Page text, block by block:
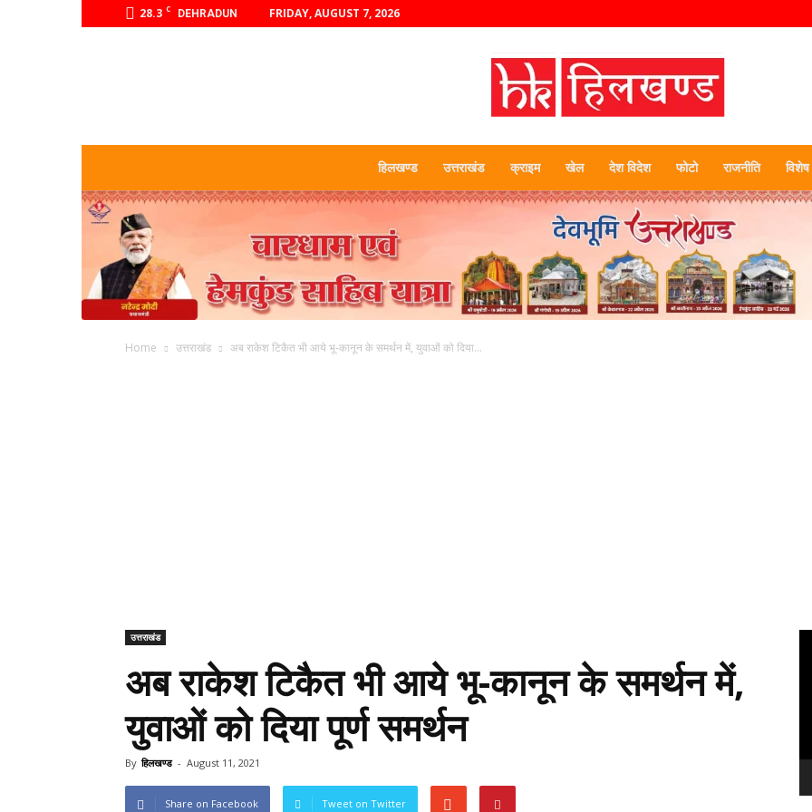
28.3 C DEHRADUN FRIDAY, AUGUST 7, 2026
हिलखण्ड
हिलखण्ड उत्तराखंड क्राइम खेल देश विदेश फोटो राजनीति विशेष
Home उत्तराखंड अब राकेश टिकैत भी आये भू-कानून के समर्थन में, युवाओं को दिया...
उत्तराखंड
अब राकेश टिकैत भी आये भू-कानून के समर्थन में,
युवाओं को दिया पूर्ण समर्थन
By हिलखण्ड - August 11, 2021
Share on Facebook Tweet on Twitter